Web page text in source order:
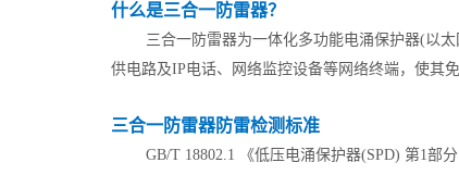
什么是三合一防雷器？
三合一防雷器为一体化多功能电涌保护器(以
供电路及IP电话、网络监控设备等网络终端，使其
三合一防雷器防雷检测标准
GB/T 18802.1 《低压电涌保护器(SPD) 第1部